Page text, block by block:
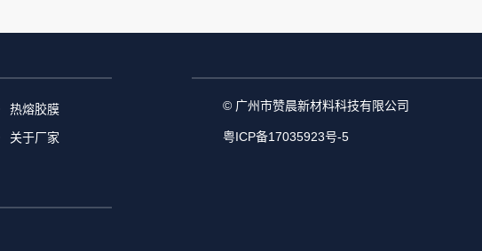
热熔胶膜
关于厂家
© 广州市赞晨新材料科技有限公司
粤ICP备17035923号-5